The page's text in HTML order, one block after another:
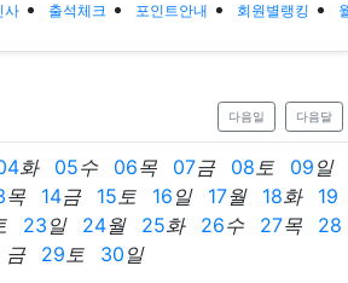
사 출석체크 포인트안내 회원별랭킹
다음일 다음달
화 05수 06목 07금 08토 09 일
목 14금 15토 16 일 17월 18화
19
23 일 24월 25화 26수 27목
28
금
29토 30 일